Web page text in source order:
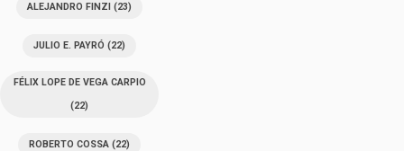
ALEJANDRO FINZI (23)
JULIO E. PAYRÓ (22)
FÉLIX LOPE DE VEGA CARPIO
(22)
ROBERTO COSSA (22)